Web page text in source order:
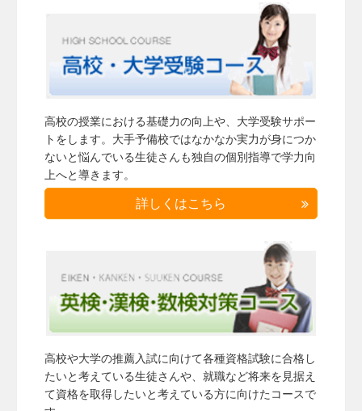
高校の授業における基礎力の向上や、大学受験サポー
トをします。大手予備校ではなかなか実力が身につか
ないと悩んでいる生徒さんも独自の個別指導で学力向
上へと導きます。
詳しくはこちら
高校や大学の推薦入試に向けて各種資格試験に合格し
たいと考えている生徒さんや、就職など将来を見据え
て資格を取得したいと考えている方に向けたコースで